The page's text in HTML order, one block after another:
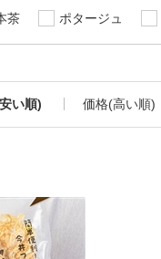
茶 ポタージュ
い順) 価格(高い順)